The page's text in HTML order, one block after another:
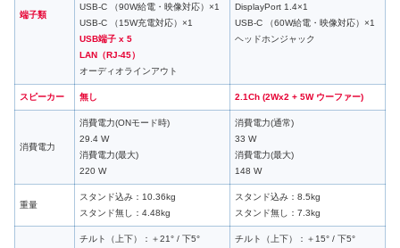
端子類
USB-C （90W給電・映像対応）×1
USB-C （15W充電対応）×1
USB端子 x 5
LAN（RJ-45）
オーディオラインアウト
DisplayPort 1.4×1
USB-C （60W給電・映像対応）×1
ヘッドホンジャック
スピーカー 無し 2.1Ch (2Wx2 + 5W ウーファー)
消費電力
消費電力(ONモード時)
29.4 W
消費電力(最大)
220 W
消費電力(通常)
33 W
消費電力(最大)
148 W
重量
スタンド込み：10.36kg
スタンド無し：4.48kg
スタンド込み：8.5kg
スタンド無し：7.3kg
チルト（上下）：＋21° / 下5°
チルト（上下）：＋15° / 下5°